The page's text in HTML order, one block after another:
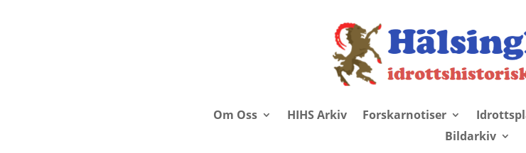
Om Oss HIHS Arkiv Forskarnotiser
Bildarkiv